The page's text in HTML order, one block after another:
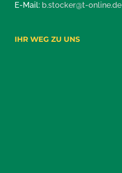
E-Mail: b.stocker@t-online.de
IHR WEG ZU UNS